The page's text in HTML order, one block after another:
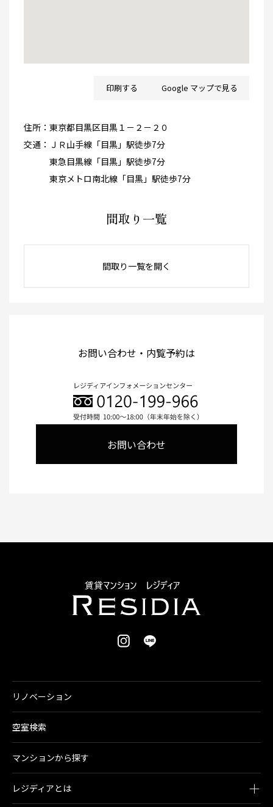
住所： 東京都目黒区目黒１－２－２０
交通： ＪＲ山手線「目黒」駅徒歩7分
東急目黒線「目黒」駅徒歩7分
東京メトロ南北線「目黒」駅徒歩7分
印刷する Google マップで見る
間取り一覧
間取り一覧を開く
お問い合わせ・内覧予約は
お問い合わせ
空室検索
マンションから探す
レジディアとは
リノベーション